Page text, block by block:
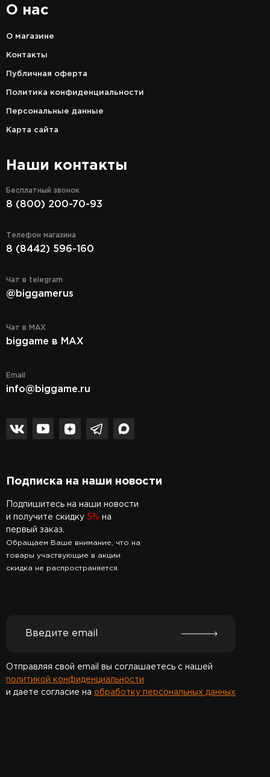
О нас
О магазине
Контакты
Публичная оферта
Политика конфиденциальности
Персональные данные
Карта сайта
Наши контакты
Бесплатный звонок
8 (800) 200-70-93
Телефон магазина
8 (8442) 596-160
Чат в telegram
@biggamerus
Чат в MAX
biggame в MAX
Email
info@biggame.ru
Подписка на наши новости
Подпишитесь на наши новости
и получите скидку 5% на
первый заказ.
Обращаем Ваше внимание, что на
товары участвующие в акции
скидка не распространяется.
Отправляя свой email вы соглашаетесь с нашей
политикой конфиденциальности
и даете согласие на обработку персональных данных